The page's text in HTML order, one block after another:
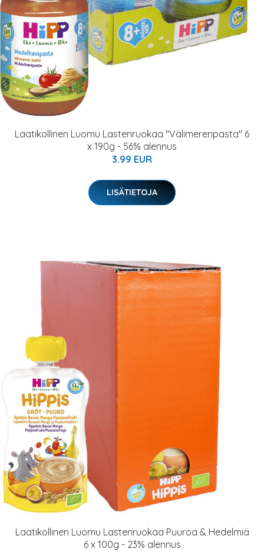
Laatikollinen Luomu Lastenruokaa "Välimerenpasta" 6
x 190g - 56% alennus
3.99 EUR
LISÄTIETOJA
Laatikollinen Luomu Lastenruokaa Puuroa & Hedelmiä
6 x 100g - 23% alennus